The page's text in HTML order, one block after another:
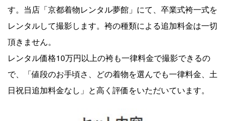
す。当店「京都着物レンタル夢館」にて、卒業式袴一式を
レンタルして撮影します。袴の種類による追加料金は一切
頂きません。
レンタル価格10万円以上の袴も一律料金で撮影できるの
で、「値段のお手頃さ、どの着物を選んでも一律料金、土
日祝日追加料金なし」と高く評価をいただいています。